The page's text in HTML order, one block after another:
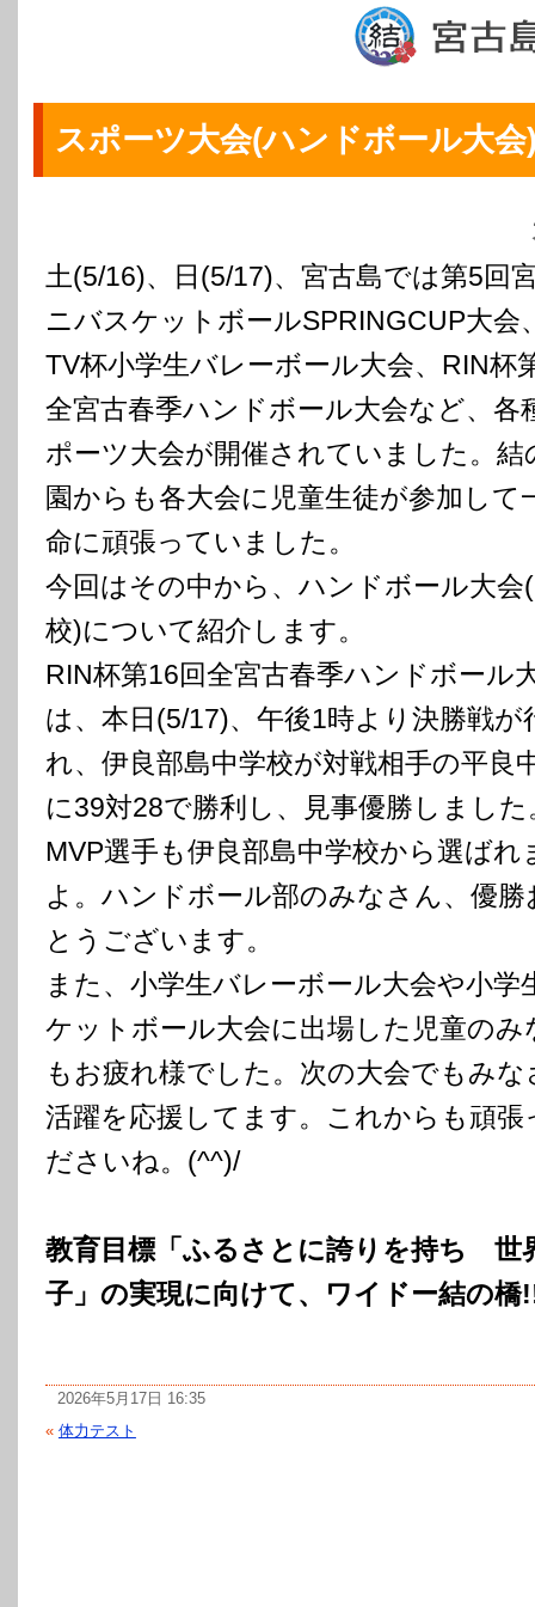
スポーツ大会(ハンドボール大会
土(5/16)、日(5/17)、宮古島では第5回
ニバスケットボールSPRINGCUP大会
TV杯小学生バレーボール大会、RIN杯
全宮古春季ハンドボール大会など、各
ポーツ大会が開催されていました。結
園からも各大会に児童生徒が参加して
命に頑張っていました。
今回はその中から、ハンドボール大会
校)について紹介します。
RIN杯第16回全宮古春季ハンドボール
は、本日(5/17)、午後1時より決勝戦が
れ、伊良部島中学校が対戦相手の平良
に39対28で勝利し、見事優勝しました
MVP選手も伊良部島中学校から選ばれ
よ。ハンドボール部のみなさん、優勝
とうございます。
また、小学生バレーボール大会や小学
ケットボール大会に出場した児童のみ
もお疲れ様でした。次の大会でもみな
活躍を応援してます。これからも頑張
ださいね。(^^)/
教育目標「ふるさとに誇りを持ち
子」の実現に向けて、ワイドー結の橋
2026年5月17日 16:35
« 体力テスト